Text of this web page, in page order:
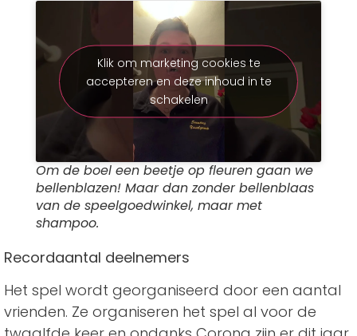
Klik om marketing cookies te
accepteren en deze inhoud in te
schakelen
Om de boel een beetje op fleuren gaan we
bellenblazen! Maar dan zonder bellenblaas
van de speelgoedwinkel, maar met
shampoo.
Recordaantal deelnemers
Het spel wordt georganiseerd door een aantal
vrienden. Ze organiseren het spel al voor de